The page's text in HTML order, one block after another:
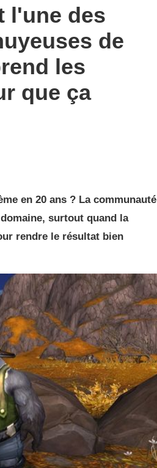
l'une des
de
les
que ça
en 20 ans ? La communauté
surtout quand la
rendre le résultat bien